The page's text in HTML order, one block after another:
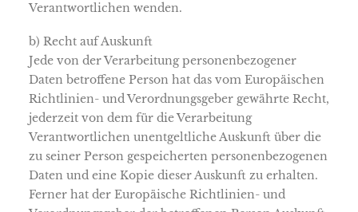
Verantwortlichen wenden.
b) Recht auf Auskunft
Jede von der Verarbeitung personenbezogener
Daten betroffene Person hat das vom Europäischen
Richtlinien- und Verordnungsgeber gewährte Recht,
jederzeit von dem für die Verarbeitung
Verantwortlichen unentgeltliche Auskunft über die
zu seiner Person gespeicherten personenbezogenen
Daten und eine Kopie dieser Auskunft zu erhalten.
Ferner hat der Europäische Richtlinien- und